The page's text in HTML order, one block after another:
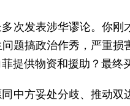
次发表涉华谬论。你
题搞政治作秀，严重
提供物资和援助？最终
中方妥处分歧、推动